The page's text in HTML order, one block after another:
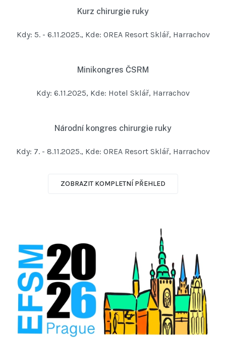
Kurz chirurgie ruky
Kdy: 5. - 6.11.2025., Kde: OREA Resort Sklář, Harrachov
Minikongres ČSRM
Kdy: 6.11.2025, Kde: Hotel Sklář, Harrachov
Národní kongres chirurgie ruky
Kdy: 7. - 8.11.2025., Kde: OREA Resort Sklář, Harrachov
ZOBRAZIT KOMPLETNÍ PŘEHLED